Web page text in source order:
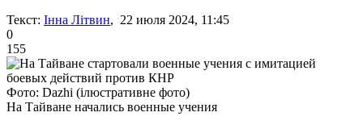
Текст: Інна Літвин, 22 июля 2024, 11:45
0
155
Фото: Dazhi (ілюстративне фото)
На Тайване начались военные учения